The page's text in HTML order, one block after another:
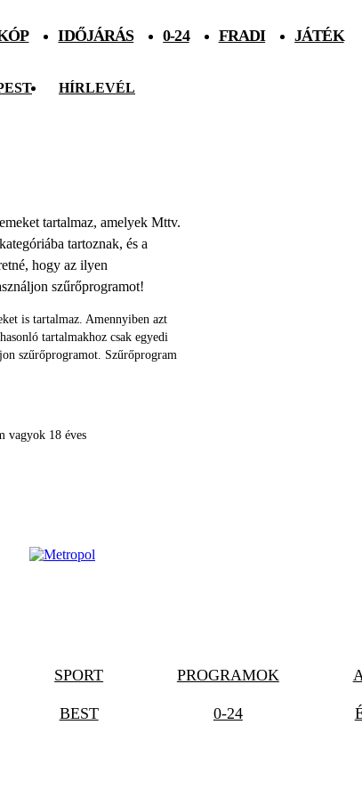
IDŐJÁRÁS 0-24 FRADI JÁTÉK
HÍRLEVÉL
tartalmaz, amelyek Mttv.
tartoznak, és a
hogy az ilyen
szűrőprogramot!
is tartalmaz. Amennyiben azt
tartalmakhoz csak egyedi
szűrőprogramot. Szűrőprogram
vagyok 18 éves
SPORT PROGRAMOK
BEST 0-24